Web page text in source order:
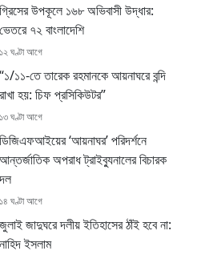
গ্রিসের উপকূলে ১৬৮ অভিবাসী উদ্ধার:
ভেতরে ৭২ বাংলাদেশি
১২ ঘণ্টা আগে
“১/১১-তে তারেক রহমানকে আয়নাঘরে বন্দি
রাখা হয়: চিফ প্রসিকিউটর”
১৩ ঘণ্টা আগে
ডিজিএফআইয়ের ‘আয়নাঘর’ পরিদর্শনে
আন্তর্জাতিক অপরাধ ট্রাইব্যুনালের বিচারক
১৪ ঘণ্টা আগে
জুলাই জাদুঘরে দলীয় ইতিহাসের ঠাঁই হবে না:
নাহিদ ইসলাম